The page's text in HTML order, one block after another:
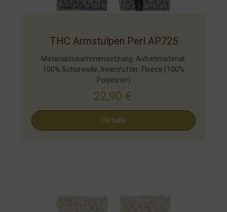
THC Armstulpen Perl AP725
Materialzusammensetzung: Außenmaterial:
100% Schurwolle, Innenfutter: Fleece (100%
Polyester)
22,90 €
Details